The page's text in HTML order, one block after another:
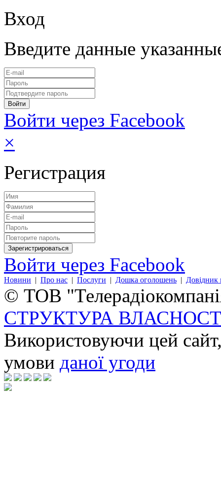
Вход
Введите данные
Войти через Facebook
×
Регистрация
Войти через Facebook
Новини | Про нас | Послуги | Дошка оголошень | Довідник
© ТОВ
СТРУКТУРА
Використовуючи цей
умови даної угоди